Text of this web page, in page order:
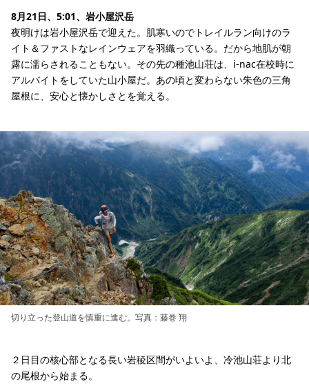
8月21日、5:01、岩小屋沢岳
夜明けは岩小屋沢岳で迎えた。肌寒いのでトレイルラン向けのラ
イト＆ファストなレインウェアを羽織っている。だから地肌が朝
露に濡らされることもない。その先の種池山荘は、i-nac在校時に
アルバイトをしていた山小屋だ。あの頃と変わらない朱色の三角
屋根に、安心と懐かしさとを覚える。
切り立った登山道を慎重に進む。写真：藤巻 翔
２日目の核心部となる長い岩稜区間がいよいよ、冷池山荘より北
の尾根から始まる。